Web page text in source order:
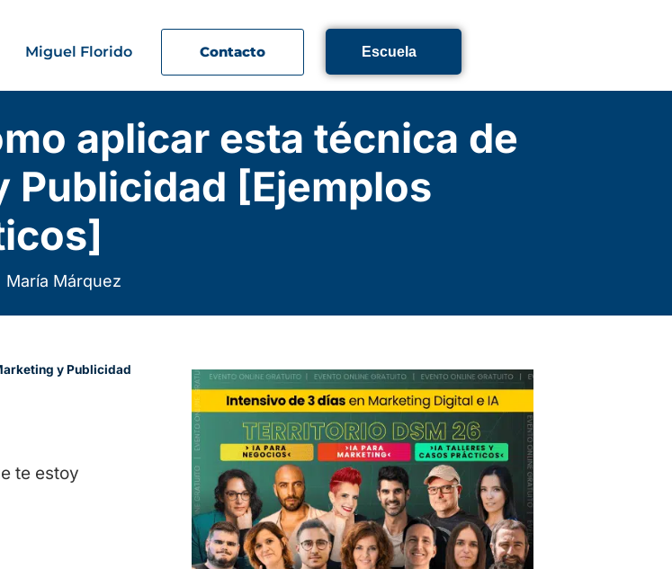
Miguel Florido Contacto Escuela
aplicar esta técnica de
Publicidad [Ejemplos
María Márquez
y Publicidad
te estoy